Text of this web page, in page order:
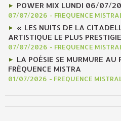
POWER MIX LUNDI 06/07/
07/07/2026 - FREQUENCE
« LES NUITS DE LA
ARTISTIQUE LE PLUS
07/07/2026 - FREQUENCE
LA POÉSIE SE MURMURE AU
FRÉQUENCE MISTRA
01/07/2026 - FREQUENCE